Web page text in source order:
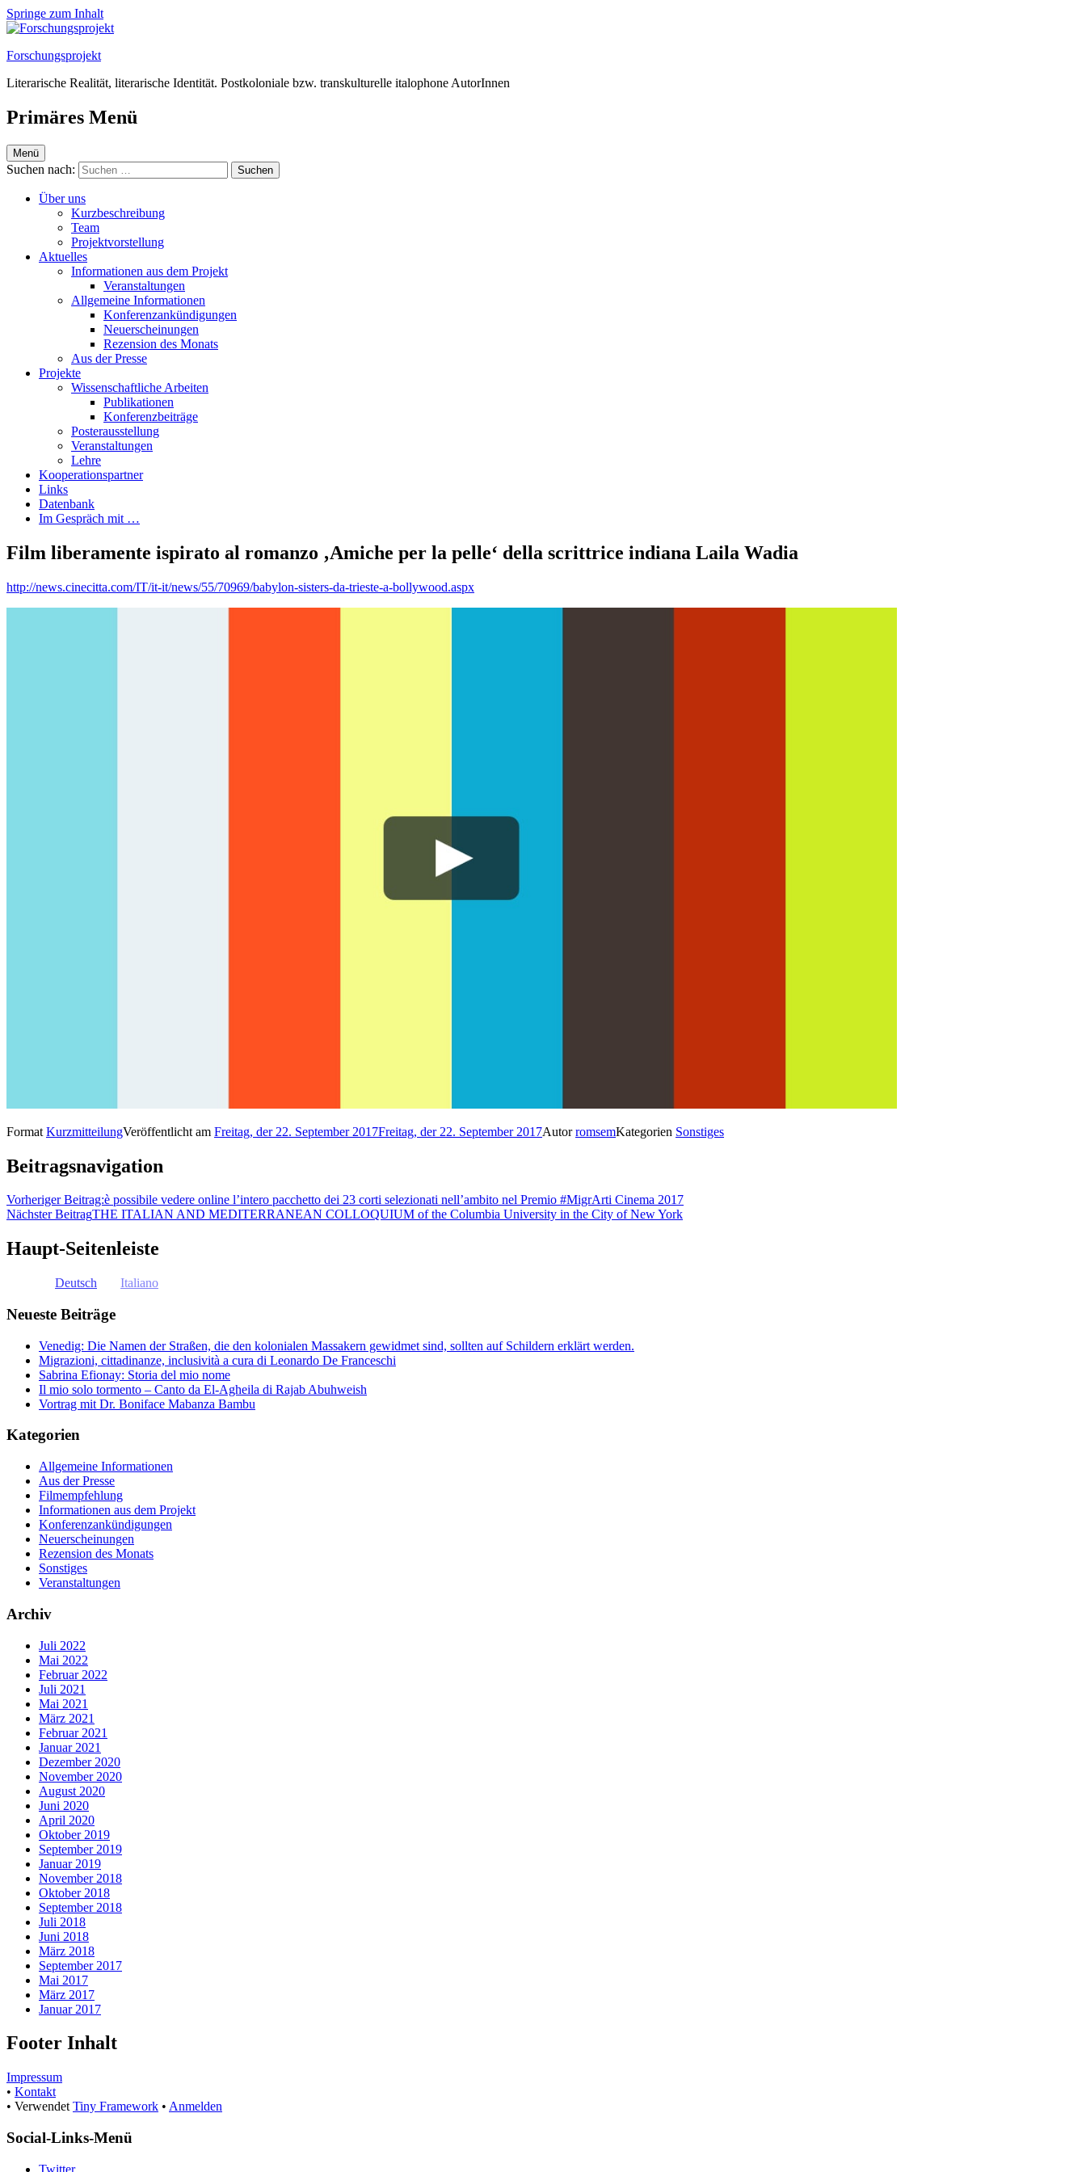
Springe zum Inhalt
Forschungsprojekt
Literarische Realität, literarische Identität. Postkoloniale bzw. transkulturelle italophone AutorInnen
Primäres Menü
Menü
Suchen nach:
Über uns
Kurzbeschreibung
Team
Projektvorstellung
Aktuelles
Informationen aus dem Projekt
Veranstaltungen
Allgemeine Informationen
Konferenzankündigungen
Neuerscheinungen
Rezension des Monats
Aus der Presse
Projekte
Wissenschaftliche Arbeiten
Publikationen
Konferenzbeiträge
Posterausstellung
Veranstaltungen
Lehre
Kooperationspartner
Links
Datenbank
Im Gespräch mit …
Film liberamente ispirato al romanzo ‚Amiche per la pelle‘ della scrittrice indiana Laila Wadia
http://news.cinecitta.com/IT/it-it/news/55/70969/babylon-sisters-da-trieste-a-bollywood.aspx
Format KurzmitteilungVeröffentlicht am Freitag, der 22. September 2017Freitag, der 22. September 2017AutorromsemKategorien Sonstiges
Beitragsnavigation
Vorheriger Beitrag:è possibile vedere online l’intero pacchetto dei 23 corti selezionati nell’ambito nel Premio #MigrArti Cinema 2017
Nächster BeitragTHE ITALIAN AND MEDITERRANEAN COLLOQUIUM of the Columbia University in the City of New York
Haupt-Seitenleiste
Deutsch Italiano
Neueste Beiträge
Venedig: Die Namen der Straßen, die den kolonialen Massakern gewidmet sind, sollten auf Schildern erklärt werden.
Migrazioni, cittadinanze, inclusività a cura di Leonardo De Franceschi
Sabrina Efionay: Storia del mio nome
Il mio solo tormento – Canto da El-Agheila di Rajab Abuhweish
Vortrag mit Dr. Boniface Mabanza Bambu
Kategorien
Allgemeine Informationen
Aus der Presse
Filmempfehlung
Informationen aus dem Projekt
Konferenzankündigungen
Neuerscheinungen
Rezension des Monats
Sonstiges
Veranstaltungen
Archiv
Juli 2022
Mai 2022
Februar 2022
Juli 2021
Mai 2021
März 2021
Februar 2021
Januar 2021
Dezember 2020
November 2020
August 2020
Juni 2020
April 2020
Oktober 2019
September 2019
Januar 2019
November 2018
Oktober 2018
September 2018
Juli 2018
Juni 2018
März 2018
September 2017
Mai 2017
März 2017
Januar 2017
Footer Inhalt
Impressum
• Kontakt
• Verwendet Tiny Framework • Anmelden
Social-Links-Menü
Twitter